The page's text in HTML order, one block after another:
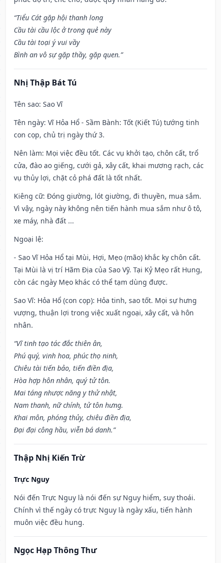
“Tiểu Cát gặp hội thanh long
Cầu tài cầu lộc ở trong quẻ này
Cầu tài toại ý vui vầy
Bình an vô sự gặp thầy, gặp quen.”
Nhị Thập Bát Tú
Tên sao: Sao Vĩ
Tên ngày: Vĩ Hỏa Hổ - Sầm Bành: Tốt (Kiết Tú) tướng tinh
con cọp, chủ trị ngày thứ 3.
Nên làm: Mọi việc đều tốt. Các vụ khởi tạo, chôn cất, trổ
cửa, đào ao giếng, cưới gả, xây cất, khai mương rạch, các
vụ thủy lợi, chặt cỏ phá đất là tốt nhất.
Kiêng cữ: Đóng giường, lót giường, đi thuyền, mua sắm.
Vì vậy, ngày này không nên tiến hành mua sắm như ô tô,
xe máy, nhà đất ...
Ngoại lệ:
- Sao Vĩ Hỏa Hổ tại Mùi, Hợi, Mẹo (mão) khắc kỵ chôn cất.
Tại Mùi là vị trí Hãm Địa của Sao Vỹ. Tại Kỷ Mẹo rất Hung,
còn các ngày Mẹo khác có thể tạm dùng được.
Sao Vĩ: Hỏa Hổ (con cọp): Hỏa tinh, sao tốt. Mọi sự hưng
vượng, thuận lợi trong việc xuất ngoại, xây cất, và hôn
nhân.
“Vĩ tinh tạo tác đắc thiên ân,
Phú quý, vinh hoa, phúc thọ ninh,
Chiêu tài tiến bảo, tiến điền địa,
Hòa hợp hôn nhân, quý tử tôn.
Mai táng nhược năng y thử nhật,
Nam thanh, nữ chính, tử tôn hưng.
Khai môn, phóng thủy, chiêu điền địa,
Đại đại công hầu, viễn bá danh.”
Thập Nhị Kiến Trừ
Trực Nguy
Nói đến Trực Nguy là nói đến sự Nguy hiểm, suy thoái.
Chính vì thế ngày có trực Nguy là ngày xấu, tiến hành
muôn việc đều hung.
Ngọc Hạp Thông Thư